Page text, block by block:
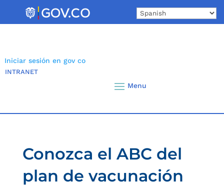
Iniciar sesión en gov co
INTRANET
Conozca el ABC del
plan de vacunación